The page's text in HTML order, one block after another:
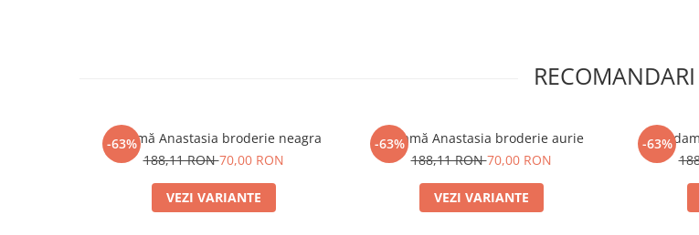
RECOMANDARI
-63%
Ie damă Anastasia broderie neagra
188,11 RON70,00 RON
VEZI VARIANTE
-63%
Ie damă Anastasia broderie aurie
188,11 RON70,00 RON
VEZI VARIANTE
-63%
Ie